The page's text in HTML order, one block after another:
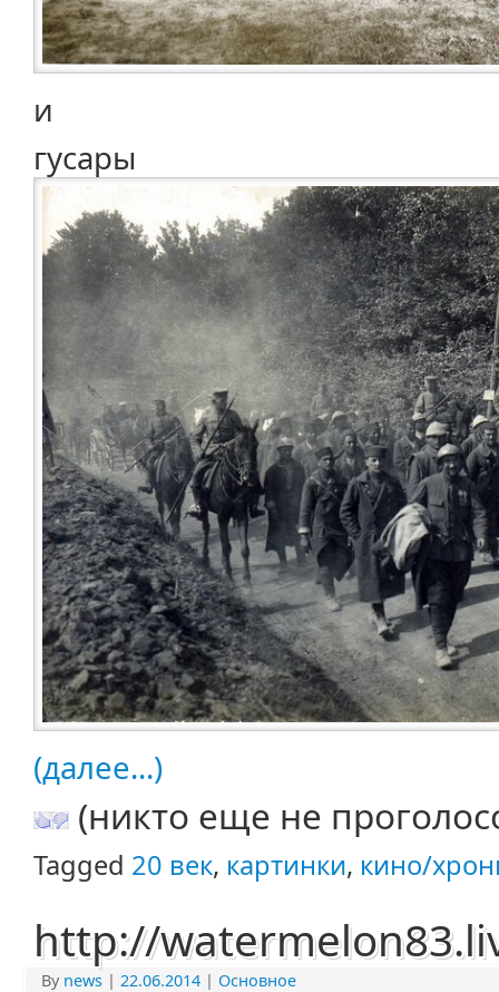
и
гусары
(далее...)
(никто еще не
Tagged 20 век, картинки, кино/
http://
By news | 22.06.2014 | Основное